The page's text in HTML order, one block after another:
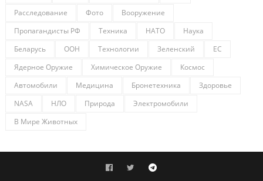
Расследование
Фото
Вооружение
Пропагандисты РФ
Техника НАТО
Наука
Беларусь
ООН Технологии Зеленский
ЕС
Ядерное Оружие
Химическое Оружие
Космос
Автомобили
Медицина Бронетехника
Здоровье
NASA
НЛО Природа
Электромобили
В Мире Животных